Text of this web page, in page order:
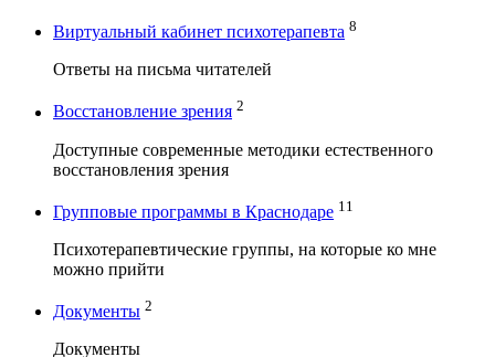
Виртуальный кабинет психотерапевта 8
Ответы на письма читателей
Восстановление зрения 2
Доступные современные методики естественного
восстановления зрения
Групповые программы в Краснодаре 11
Психотерапевтические группы, на которые ко мне
можно прийти
Документы 2
Документы